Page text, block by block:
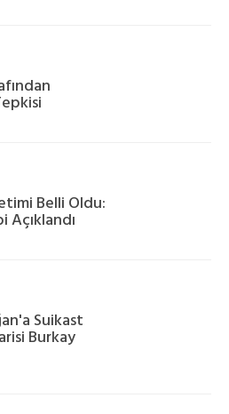
Belli Oldu:
Açıklandı
Suikast
Burkay